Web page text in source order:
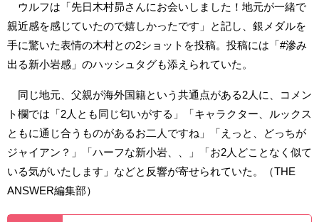
ウルフは「先日木村昴さんにお会いしました！地元が一緒で
親近感を感じていたので嬉しかったです」と記し、銀メダルを
手に驚いた表情の木村との2ショットを投稿。投稿には「#滲み
出る新小岩感」のハッシュタグも添えられていた。
同じ地元、父親が海外国籍という共通点がある2人に、コメン
ト欄では「2人とも同じ匂いがする」「キャラクター、ルックス
ともに通じ合うものがあるお二人ですね」「えっと、どっちが
ジャイアン？」「ハーフな新小岩、、」「お2人どことなく似て
いる気がいたします」などと反響が寄せられていた。（THE
ANSWER編集部）